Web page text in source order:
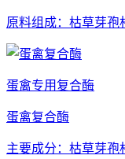
原料组成：枯草芽孢
蛋禽专用复合酶
蛋禽复合酶
主要成分：枯草芽孢